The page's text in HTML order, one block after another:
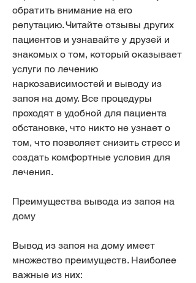
обратить внимание на его
репутацию. Читайте отзывы других
пациентов и узнавайте у друзей и
знакомых о том, который оказывает
услуги по лечению
наркозависимостей и выводу из
запоя на дому. Все процедуры
проходят в удобной для пациента
обстановке, что никто не узнает о
том, что позволяет снизить стресс и
создать комфортные условия для
лечения.
Преимущества вывода из запоя на
дому
Вывод из запоя на дому имеет
множество преимуществ. Наиболее
важные из них: